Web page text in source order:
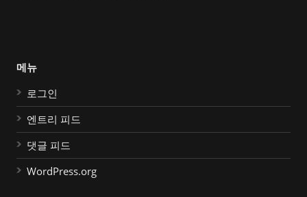
메뉴
로그인
엔트리 피드
댓글 피드
WordPress.org